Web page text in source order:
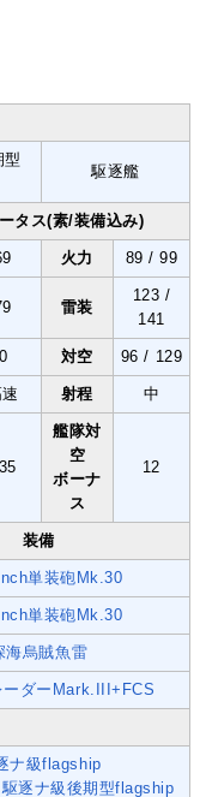
型
駆逐艦
タス(素/装備込み)
火力 89 / 99
雷装
123 /
141
0 対空 96 / 129
射程 中
艦隊対
空
ボーナ
ス
12
装備
単装砲Mk.30
単装砲Mk.30
海烏賊魚雷
ーダーMark.III+FCS
ナ級flagship
駆逐ナ級後期型flagship